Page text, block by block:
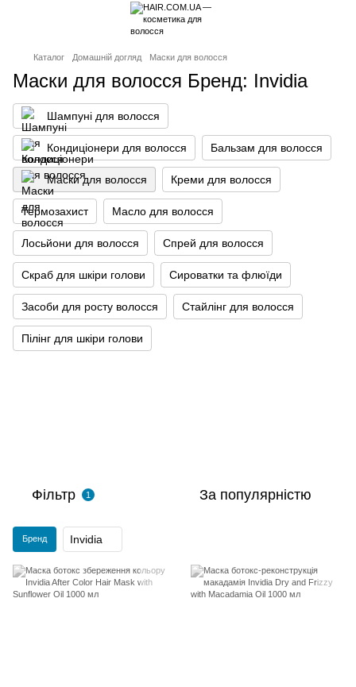
Каталог Домашній догляд Маски для волосся
Маски для волосся Бренд: Invidia
Шампуні для волосся
Кондиціонери для волосся Бальзам для волосся
Маски для волосся Креми для волосся
Термозахист Масло для волосся
Лосьйони для волосся Спрей для волосся
Скраб для шкіри голови Сироватки та флюїди
Засоби для росту волосся Стайлінг для волосся
Пілінг для шкіри голови
Фільтр 1 За популярністю
Бренд Invidia